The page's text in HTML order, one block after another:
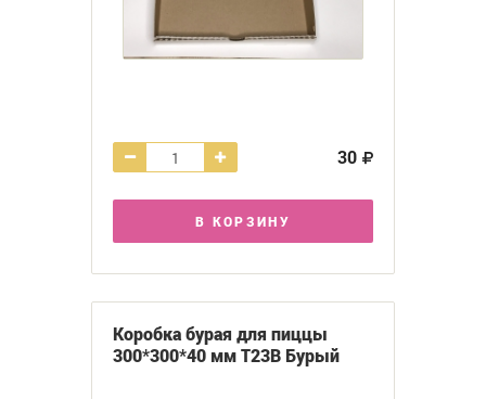
30
В КОРЗИНУ
Коробка бурая для пиццы
300*300*40 мм Т23В Бурый